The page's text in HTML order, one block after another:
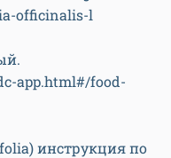
officinalis-l
app.html#/food-
инструкция по